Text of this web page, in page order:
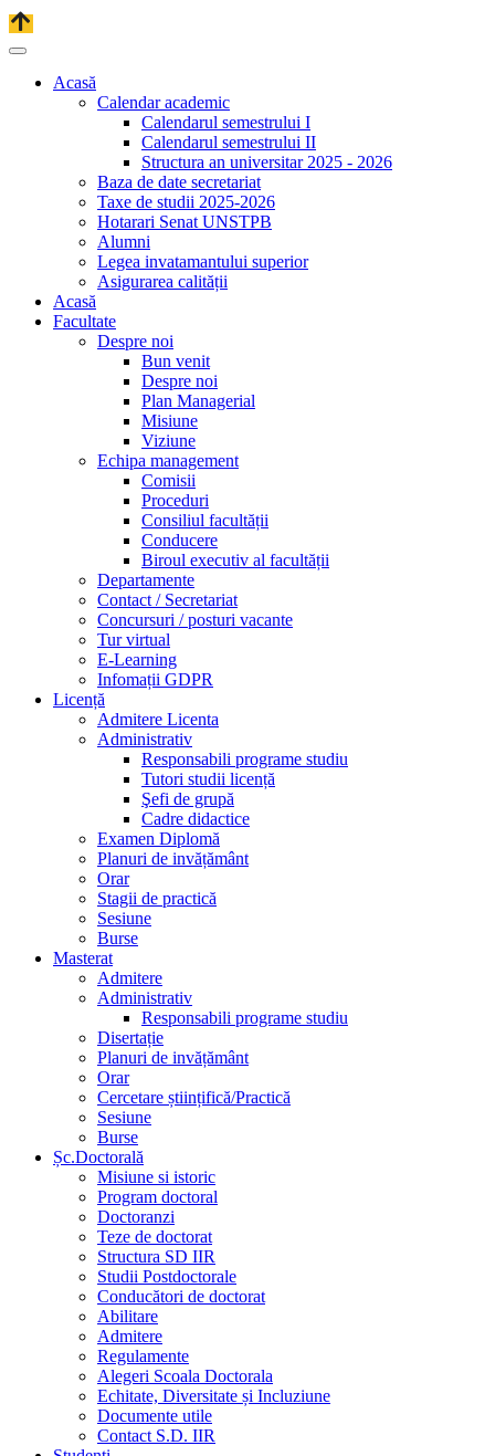
Acasă
Calendar academic
Calendarul semestrului I
Calendarul semestrului II
Structura an universitar 2025 - 2026
Baza de date secretariat
Taxe de studii 2025-2026
Hotarari Senat UNSTPB
Alumni
Legea invatamantului superior
Asigurarea calității
Acasă
Facultate
Despre noi
Bun venit
Despre noi
Plan Managerial
Misiune
Viziune
Echipa management
Comisii
Proceduri
Consiliul facultății
Conducere
Biroul executiv al facultății
Departamente
Contact / Secretariat
Concursuri / posturi vacante
Tur virtual
E-Learning
Infomații GDPR
Licență
Admitere Licenta
Administrativ
Responsabili programe studiu
Tutori studii licență
Şefi de grupă
Cadre didactice
Examen Diplomă
Planuri de invățământ
Orar
Stagii de practică
Sesiune
Burse
Masterat
Admitere
Administrativ
Responsabili programe studiu
Disertație
Planuri de invățământ
Orar
Cercetare științifică/Practică
Sesiune
Burse
Șc.Doctorală
Misiune si istoric
Program doctoral
Doctoranzi
Teze de doctorat
Structura SD IIR
Studii Postdoctorale
Conducători de doctorat
Abilitare
Admitere
Regulamente
Alegeri Scoala Doctorala
Echitate, Diversitate și Incluziune
Documente utile
Contact S.D. IIR